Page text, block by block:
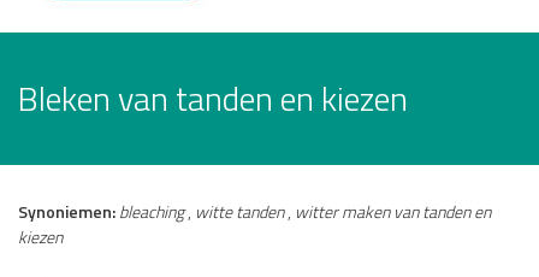
Bleken van tanden en kiezen
Synoniemen:bleaching, witte tanden, witter maken van tanden en
kiezen